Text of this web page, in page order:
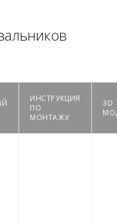
ИНСТРУКЦИЯ
ПО
МОНТАЖУ
3D